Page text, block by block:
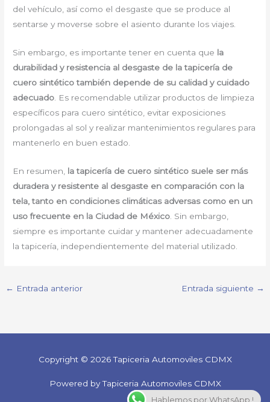
del vehículo, así como el desgaste que se produce al
sentarse y moverse sobre el asiento durante los viajes.
Sin embargo, es importante tener en cuenta que la
durabilidad y resistencia al desgaste de la tapicería de
cuero sintético también depende de su calidad y cuidado
adecuado . Es recomendable utilizar productos de limpieza
específicos para cuero sintético, evitar exposiciones
prolongadas al sol y realizar mantenimientos regulares para
mantenerlo en buen estado.
En resumen, la tapicería de cuero sintético suele ser más
duradera y resistente al desgaste en comparación con la
tela, tanto en condiciones climáticas adversas como en un
uso frecuente en la Ciudad de México . Sin embargo,
siempre es importante cuidar y mantener adecuadamente
la tapicería, independientemente del material utilizado.
← Entrada anterior Entrada siguiente →
Copyright © 2026 Tapiceria Automoviles CDMX
Powered by Tapiceria Automoviles CDMX
Hablemos por WhatsApp !